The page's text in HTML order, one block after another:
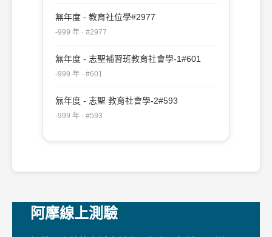
無年度 - 教育社位學#2977
-999 年 · #2977
無年度 - 志聖補習班教育社會學-1#601
-999 年 · #601
無年度 - 志聖 教育社會學-2#593
-999 年 · #593
阿摩線上測驗